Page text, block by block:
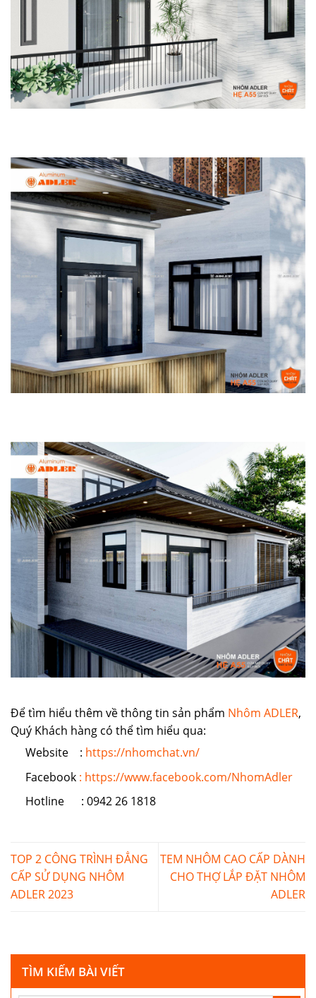
Để tìm hiểu thêm về thông tin sản phẩm Nhôm ADLER,
Quý Khách hàng có thể tìm hiểu qua:
Website : https://nhomchat.vn/
Facebook : https://www.facebook.com/NhomAdler
Hotline : 0942 26 1818
TOP 2 CÔNG TRÌNH ĐẲNG
CẤP SỬ DỤNG NHÔM
ADLER 2023
TEM NHÔM CAO CẤP DÀNH
CHO THỢ LẮP ĐẶT NHÔM
ADLER
TÌM KIẾM BÀI VIẾT